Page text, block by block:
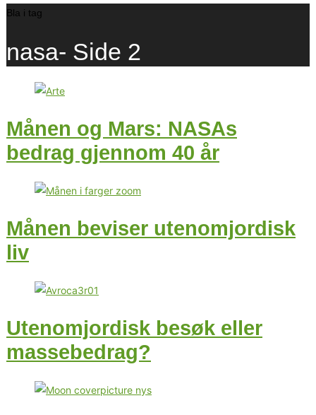
Bla i tag
nasa- Side 2
Månen og Mars: NASAs
bedrag gjennom 40 år
Månen beviser utenomjordisk
liv
Utenomjordisk besøk eller
massebedrag?